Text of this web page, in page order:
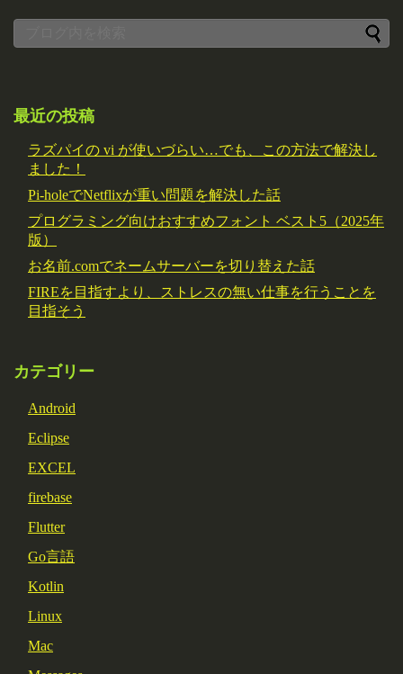
最近の投稿
ラズパイの vi が使いづらい…でも、この方法で解決し
ました！
Pi-holeでNetflixが重い問題を解決した話
プログラミング向けおすすめフォント ベスト5（2025年
版）
お名前.comでネームサーバーを切り替えた話
FIREを目指すより、ストレスの無い仕事を行うことを
目指そう
カテゴリー
Android
Eclipse
EXCEL
firebase
Flutter
Go言語
Kotlin
Linux
Mac